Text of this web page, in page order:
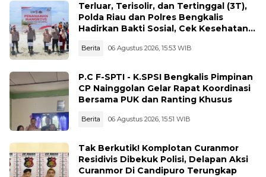
Terluar, Terisolir, dan Tertinggal (3T),
Polda Riau dan Polres Bengkalis
Hadirkan Bakti Sosial, Cek Kesehatan
Rupat
Berita 06 Agustus 2026, 15:53 WIB
P.C F-SPTI - K.SPSI Bengkalis Pimpinan
CP Nainggolan Gelar Rapat Koordinasi
Bersama PUK dan Ranting Khusus
Berita 06 Agustus 2026, 15:51 WIB
Tak Berkutik! Komplotan Curanmor
Residivis Dibekuk Polisi, Delapan Aksi
Curanmor Di Candipuro Terungkap